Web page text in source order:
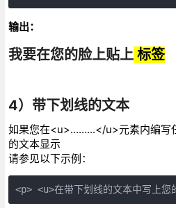
输出：
我要在您的脸上贴上标签
4）带下划线的文本
如果您在<u>.........</u>元素内编写
的文本显示
请参见以下示例：
<p> <u>在带下划线的文本中写上